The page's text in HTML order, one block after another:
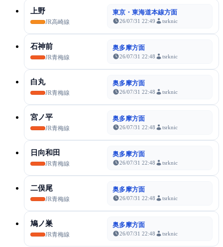
上野
JR高崎線
東京・東海道本線方面
26/07/31 22:49 tsrknic
石神前
JR青梅線
奥多摩方面
26/07/31 22:48 tsrknic
白丸
JR青梅線
奥多摩方面
26/07/31 22:48 tsrknic
宮ノ平
JR青梅線
奥多摩方面
26/07/31 22:48 tsrknic
日向和田
JR青梅線
奥多摩方面
26/07/31 22:48 tsrknic
二俣尾
JR青梅線
奥多摩方面
26/07/31 22:48 tsrknic
鳩ノ巣
JR青梅線
奥多摩方面
26/07/31 22:48 tsrknic